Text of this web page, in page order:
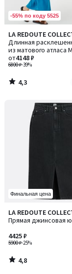
-55% по коду 5525
LA REDOUTE
Длинная
из матового атласа
МАРИОН
6800 ₽-39%
от4148 ₽
4,3
/ 5
Количество
цветов:
4
4,3
/
Финальная цена
LA REDOUTE
Прямая джинсовая
5900 ₽-25%
4425 ₽
4,8
/ 5
4,8
/